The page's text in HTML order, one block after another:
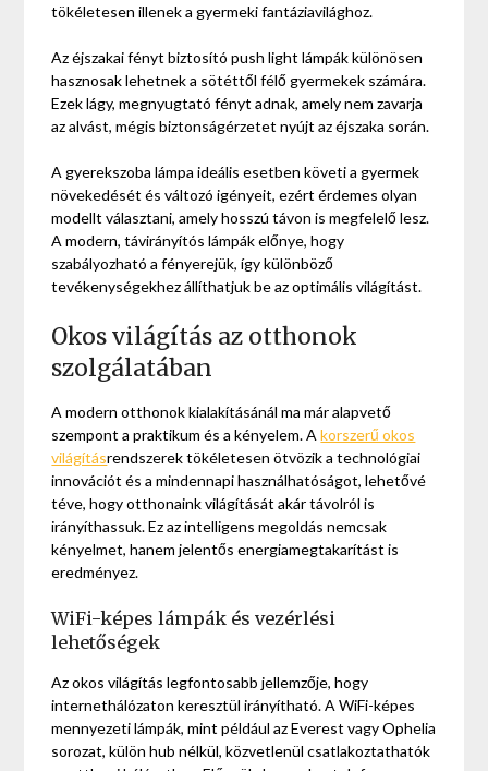
tökéletesen illenek a gyermeki fantáziavilághoz.
Az éjszakai fényt biztosító push light lámpák különösen
hasznosak lehetnek a sötéttől félő gyermekek számára.
Ezek lágy, megnyugtató fényt adnak, amely nem zavarja
az alvást, mégis biztonságérzetet nyújt az éjszaka során.
A gyerekszoba lámpa ideális esetben követi a gyermek
növekedését és változó igényeit, ezért érdemes olyan
modellt választani, amely hosszú távon is megfelelő lesz.
A modern, távirányítós lámpák előnye, hogy
szabályozható a fényerejük, így különböző
tevékenységekhez állíthatjuk be az optimális világítást.
Okos világítás az otthonok
szolgálatában
A modern otthonok kialakításánál ma már alapvető
szempont a praktikum és a kényelem. Akorszerű okos
világításrendszerek tökéletesen ötvözik a technológiai
innovációt és a mindennapi használhatóságot, lehetővé
téve, hogy otthonaink világítását akár távolról is
irányíthassuk. Ez az intelligens megoldás nemcsak
kényelmet, hanem jelentős energiamegtakarítást is
eredményez.
WiFi-képes lámpák és vezérlési
lehetőségek
Az okos világítás legfontosabb jellemzője, hogy
internethálózaton keresztül irányítható. A WiFi-képes
mennyezeti lámpák, mint például az Everest vagy Ophelia
sorozat, külön hub nélkül, közvetlenül csatlakoztathatók